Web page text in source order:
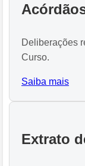
Deliberações
Curso.
Saiba mais
Extrato